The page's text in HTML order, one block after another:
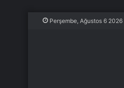
Perşembe, Ağustos 6 2026